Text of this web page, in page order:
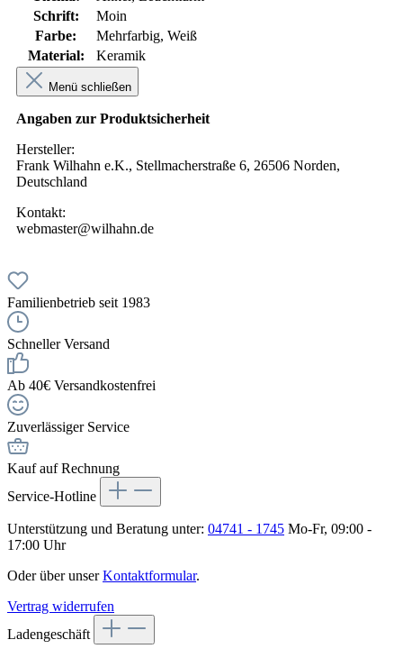
Schrift:
Moin
Farbe:
Mehrfarbig, Weiß
Material:
Keramik
Menü schließen
Angaben zur Produktsicherheit
Hersteller:
Frank Wilhahn e.K., Stellmacherstraße 6, 26506 Norden,
Deutschland
Kontakt:
webmaster@wilhahn.de
Familienbetrieb seit 1983
Schneller Versand
Ab 40€ Versandkostenfrei
Zuverlässiger Service
Kauf auf Rechnung
Service-Hotline
Unterstützung und Beratung unter: 04741 - 1745 Mo-Fr, 09:00 -
17:00 Uhr
Oder über unserKontaktformular.
Vertrag widerrufen
Ladengeschäft